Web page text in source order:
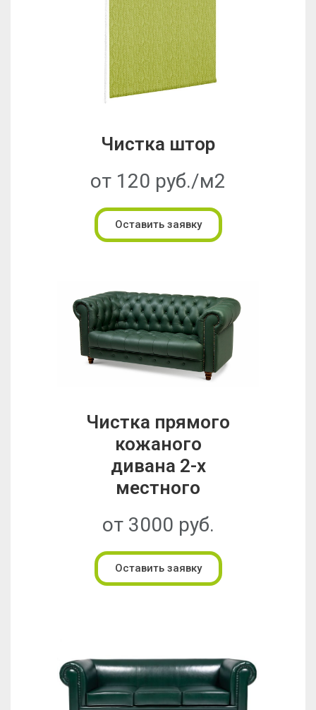
Чистка штор
от 120 руб./м2
Оставить заявку
Чистка прямого
кожаного
дивана 2-х
местного
от 3000 руб.
Оставить заявку